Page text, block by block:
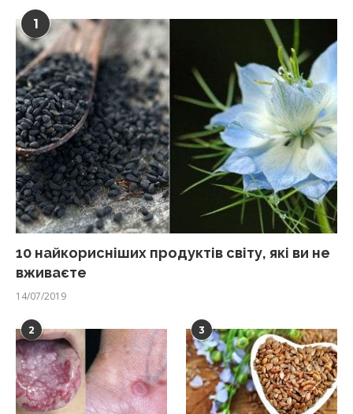
1
10 найкорисніших продуктів світу, які ви не
вживаєте
14/07/2019
2 3